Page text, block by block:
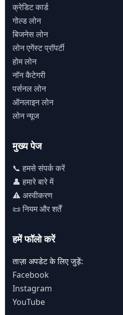
क्रेडिट कार्ड
गोल्ड लोन
बिजनेस लोन
लोन एगेंस्ट प्राॅपर्टी
होम लोन
नाॅन कैटेगरी
पर्सनल लोन
ऑनलाइन लोन
लोन न्यूज
मुख्य पेज
📞 हमसे संपर्क करें
👤 हमारे बारे में
⚠️ अस्वीकरण
📜 नियम और शर्तें
हमें फॉलो करें
ताज़ा अपडेट के लिए जुड़ें:
Facebook
Instagram
YouTube